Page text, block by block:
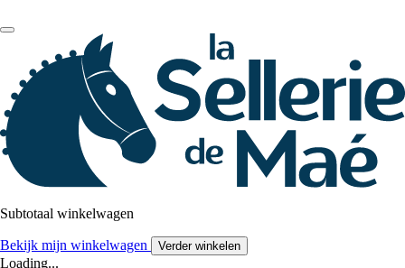
Subtotaal winkelwagen
Bekijk mijn winkelwagen Verder winkelen
Loading...